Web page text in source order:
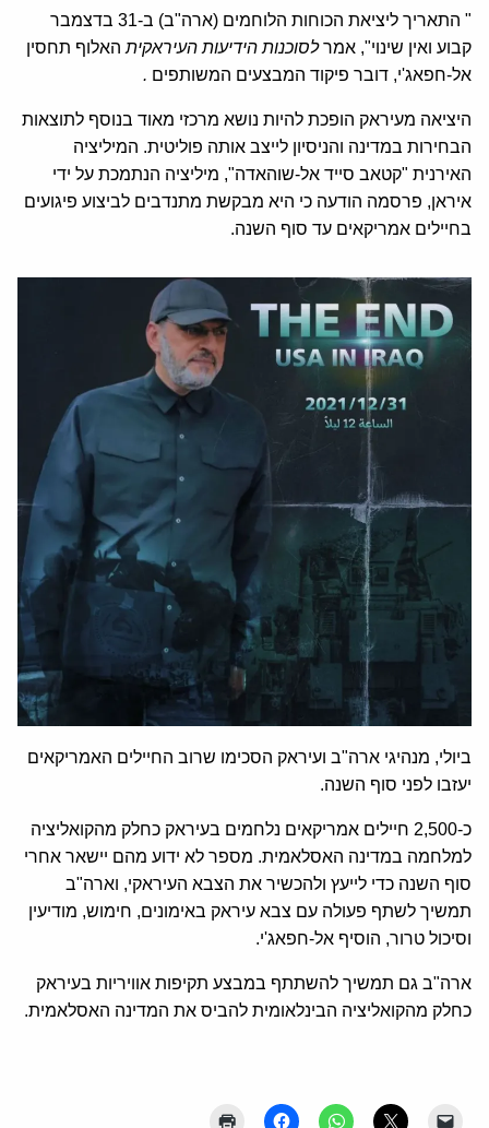
" התאריך ליציאת הכוחות הלוחמים (ארה"ב) ב-31 בדצמבר
קבוע ואין שינוי", אמרלסוכנות הידיעות העיראקית האלוף תחסין
אל-חפאג'י, דובר פיקוד המבצעים המשותפים .
היציאה מעיראק הופכת להיות נושא מרכזי מאוד בנוסף לתוצאות
הבחירות במדינה והניסיון לייצב אותה פוליטית. המיליציה
האירנית "קטאב סייד אל-שוהאדה", מיליציה הנתמכת על ידי
איראן, פרסמה הודעה כי היא מבקשת מתנדבים לביצוע פיגועים
בחיילים אמריקאים עד סוף השנה.
ביולי, מנהיגי ארה"ב ועיראק הסכימו שרוב החיילים האמריקאים
יעזבו לפני סוף השנה.
כ-2,500 חיילים אמריקאים נלחמים בעיראק כחלק מהקואליציה
למלחמה במדינה האסלאמית. מספר לא ידוע מהם יישאר אחרי
סוף השנה כדי לייעץ ולהכשיר את הצבא העיראקי, וארה"ב
תמשיך לשתף פעולה עם צבא עיראק באימונים, חימוש, מודיעין
וסיכול טרור, הוסיף אל-חפאג'י.
ארה"ב גם תמשיך להשתתף במבצע תקיפות אוויריות בעיראק
כחלק מהקואליציה הבינלאומית להביס את המדינה האסלאמית.